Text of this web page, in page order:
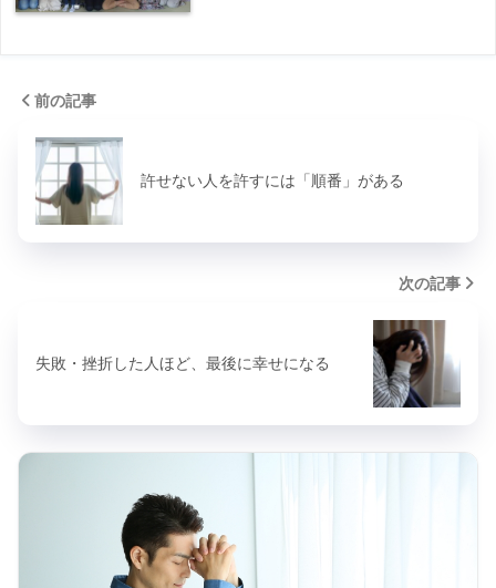
前の記事
許せない人を許すには「順番」がある
次の記事
失敗・挫折した人ほど、最後に幸せになる